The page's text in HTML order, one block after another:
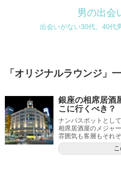
男の出会
出会いがない30代、40代
「 オリジナルラウンジ 」
銀座の相席居酒
こに行くべき？
ナンパスポットとし
相席居酒屋のメジャ
雰囲気も客層もそれ